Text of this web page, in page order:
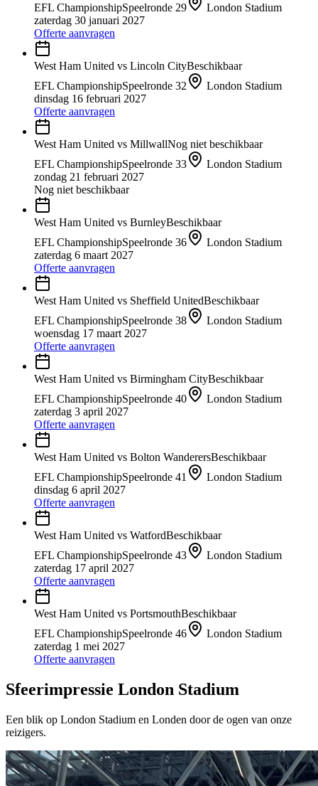
EFL ChampionshipSpeelronde 29
London Stadium
zaterdag 30 januari 2027
Offerte aanvragen
West Ham United vs Lincoln CityBeschikbaar
EFL ChampionshipSpeelronde 32
London Stadium
dinsdag 16 februari 2027
Offerte aanvragen
West Ham United vs MillwallNog niet beschikbaar
EFL ChampionshipSpeelronde 33
London Stadium
zondag 21 februari 2027
Nog niet beschikbaar
West Ham United vs BurnleyBeschikbaar
EFL ChampionshipSpeelronde 36
London Stadium
zaterdag 6 maart 2027
Offerte aanvragen
West Ham United vs Sheffield UnitedBeschikbaar
EFL ChampionshipSpeelronde 38
London Stadium
woensdag 17 maart 2027
Offerte aanvragen
West Ham United vs Birmingham CityBeschikbaar
EFL ChampionshipSpeelronde 40
London Stadium
zaterdag 3 april 2027
Offerte aanvragen
West Ham United vs Bolton WanderersBeschikbaar
EFL ChampionshipSpeelronde 41
London Stadium
dinsdag 6 april 2027
Offerte aanvragen
West Ham United vs WatfordBeschikbaar
EFL ChampionshipSpeelronde 43
London Stadium
zaterdag 17 april 2027
Offerte aanvragen
West Ham United vs PortsmouthBeschikbaar
EFL ChampionshipSpeelronde 46
London Stadium
zaterdag 1 mei 2027
Offerte aanvragen
Sfeerimpressie London Stadium
Een blik op London Stadium en Londen door de ogen van onze
reizigers.